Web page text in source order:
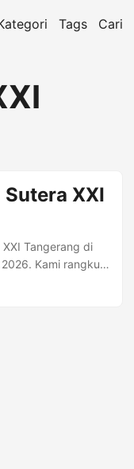
Tags Cari
XXI
Tangerang di
Kami rangkum
Premiere, IMAX)